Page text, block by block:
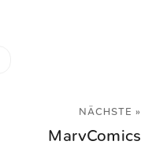
NÄCHSTE »
MarvComics